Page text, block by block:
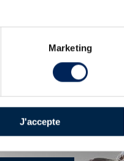
Marketing
J'accepte